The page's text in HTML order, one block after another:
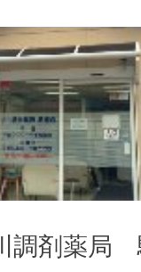
調剤薬局